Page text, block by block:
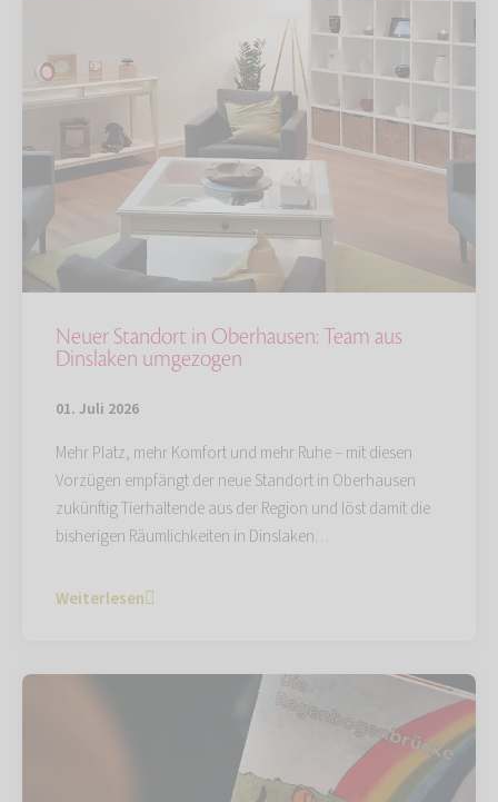
Neuer Standort in Oberhausen: Team aus
Dinslaken umgezogen
01. Juli 2026
Mehr Platz, mehr Komfort und mehr Ruhe – mit diesen
Vorzügen empfängt der neue Standort in Oberhausen
zukünftig Tierhaltende aus der Region und löst damit die
bisherigen Räumlichkeiten in Dinslaken…
Weiterlesen